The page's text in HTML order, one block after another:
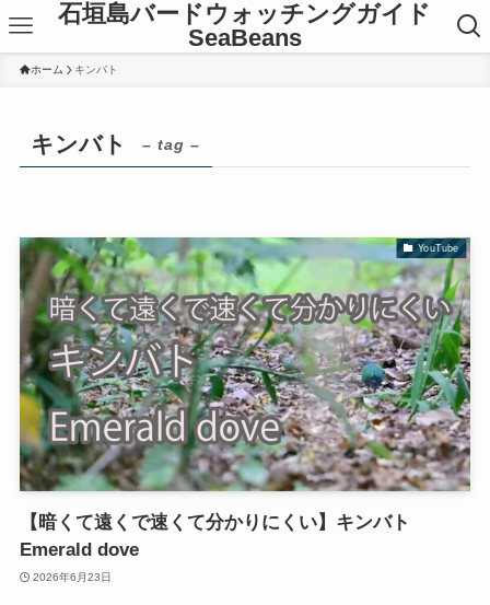
石垣島バードウォッチングガイド
SeaBeans
ホーム キンバト
キンバト – tag –
YouTube
【暗くて遠くで速くて分かりにくい】キンバト
Emerald dove
2026年6月23日